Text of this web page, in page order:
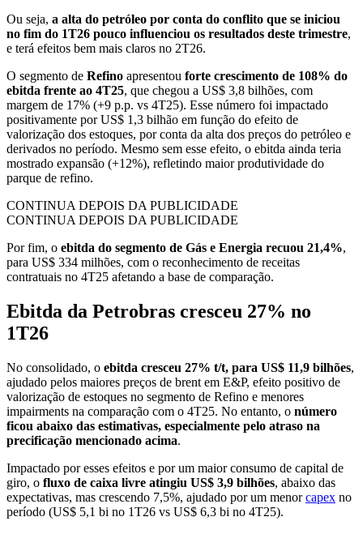
Ou seja, a alta do petróleo por conta do conflito que se iniciou
no fim do 1T26 pouco influenciou os resultados deste trimestre,
e terá efeitos bem mais claros no 2T26.
O segmento de Refino apresentou forte crescimento de 108% do
ebitda frente ao 4T25, que chegou a US$ 3,8 bilhões, com
margem de 17% (+9 p.p. vs 4T25). Esse número foi impactado
positivamente por US$ 1,3 bilhão em função do efeito de
valorização dos estoques, por conta da alta dos preços do petróleo e
derivados no período. Mesmo sem esse efeito, o ebitda ainda teria
mostrado expansão (+12%), refletindo maior produtividade do
parque de refino.
CONTINUA DEPOIS DA PUBLICIDADE
CONTINUA DEPOIS DA PUBLICIDADE
Por fim, o ebitda do segmento de Gás e Energia recuou 21,4%,
para US$ 334 milhões, com o reconhecimento de receitas
contratuais no 4T25 afetando a base de comparação.
Ebitda da Petrobras cresceu 27% no
1T26
No consolidado, o ebitda cresceu 27% t/t, para US$ 11,9 bilhões,
ajudado pelos maiores preços de brent em E&P, efeito positivo de
valorização de estoques no segmento de Refino e menores
impairments na comparação com o 4T25. No entanto, o número
ficou abaixo das estimativas, especialmente pelo atraso na
precificação mencionado acima.
Impactado por esses efeitos e por um maior consumo de capital de
giro, o fluxo de caixa livre atingiu US$ 3,9 bilhões, abaixo das
expectativas, mas crescendo 7,5%, ajudado por um menorcapex no
período (US$ 5,1 bi no 1T26 vs US$ 6,3 bi no 4T25).